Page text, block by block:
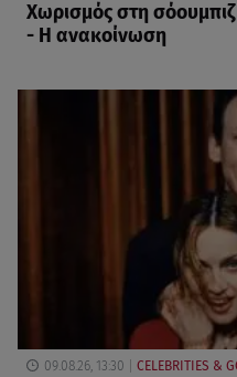
Χωρισμός στη
- Η ανακοίνωση
09.08.26, 13:30 CELEBRITIES &